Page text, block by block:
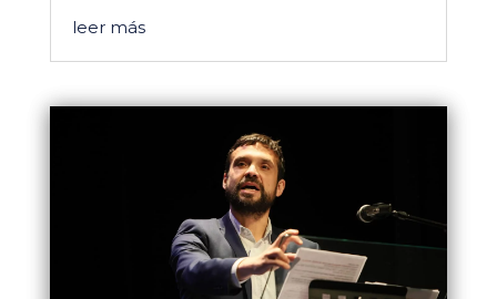
leer más